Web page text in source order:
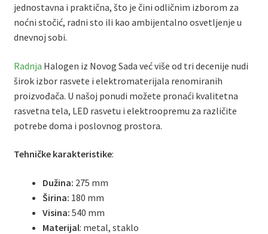
jednostavna i praktična, što je čini odličnim izborom za
noćni stočić, radni sto ili kao ambijentalno osvetljenje u
dnevnoj sobi.
Radnja Halogen iz Novog Sada već više od tri decenije nudi
širok izbor rasvete i elektromaterijala renomiranih
proizvođača. U našoj ponudi možete pronaći kvalitetna
rasvetna tela, LED rasvetu i elektroopremu za različite
potrebe doma i poslovnog prostora.
Tehničke karakteristike:
Dužina: 275 mm
Širina: 180 mm
Visina: 540 mm
Materijal: metal, staklo